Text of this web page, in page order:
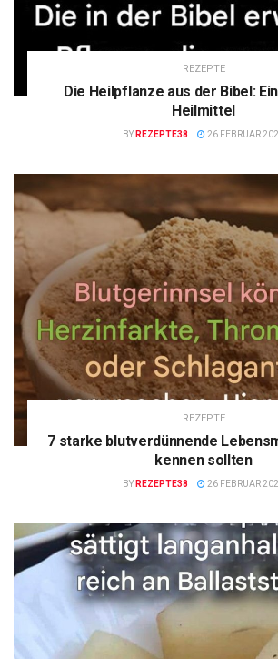
REZEPTE
Die Heilpflanze aus der Bibel:
Heilmittel
BY REZEPTE38 26 FEBRUAR
REZEPTE
7 starke blutverdünnende
kennen sollten
BY REZEPTE38 26 FEBRUAR